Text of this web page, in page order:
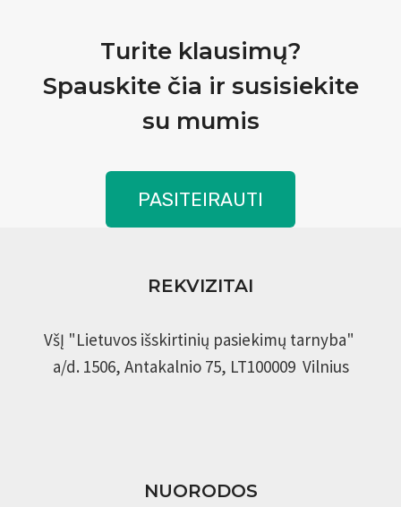
Turite klausimų?
Spauskite čia ir susisiekite
su mumis
PASITEIRAUTI
REKVIZITAI
VšĮ "Lietuvos išskirtinių pasiekimų tarnyba"
a/d. 1506, Antakalnio 75, LT100009 Vilnius
NUORODOS